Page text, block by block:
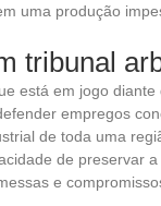
uma produção
tribunal
está em jogo
empregos
de toda uma
de preservar
e